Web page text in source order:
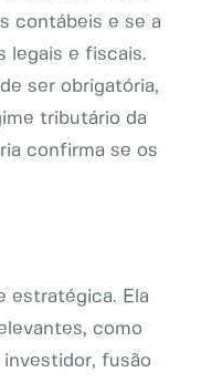
contábeis e se a
legais e fiscais.
ser obrigatória,
tributário da
confirma se os
estratégica. Ela
como
investidor, fusão